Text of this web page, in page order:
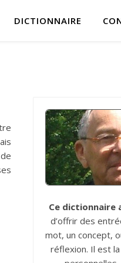
DICTIONNAIRE
Ce dictionnaire
d’offrir des
mot, un concept,
réflexion. Il est